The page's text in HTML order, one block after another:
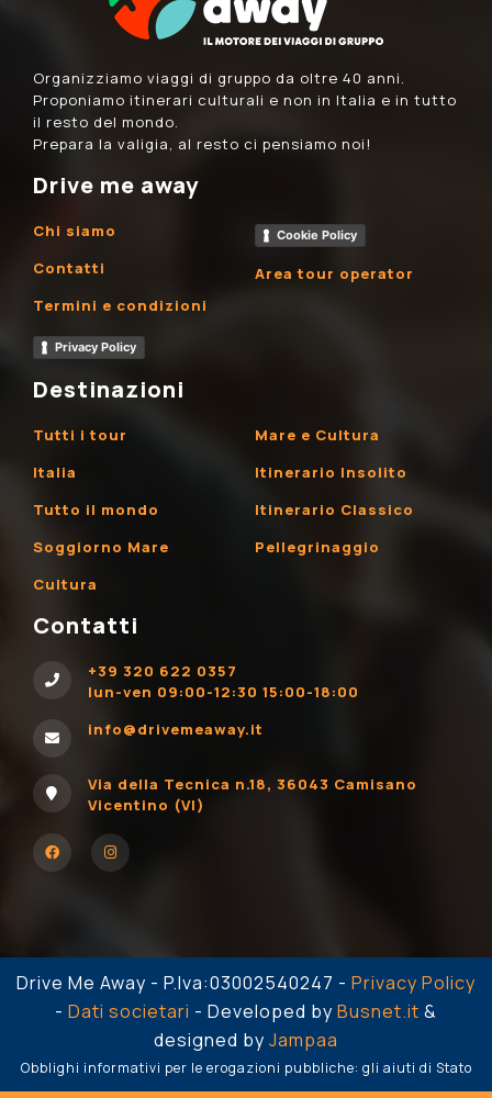
Organizziamo viaggi di gruppo da oltre 40 anni.
Proponiamo itinerari culturali e non in Italia e in tutto
il resto del mondo.
Prepara la valigia, al resto ci pensiamo noi!
Drive me away
Chi siamo
Contatti
Termini e condizioni
Privacy Policy
Cookie Policy
Area tour operator
Destinazioni
Tutti i tour
Italia
Tutto il mondo
Soggiorno Mare
Cultura
Mare e Cultura
Itinerario Insolito
Itinerario Classico
Pellegrinaggio
Contatti
+39 320 622 0357
lun-ven 09:00-12:30 15:00-18:00
info@drivemeaway.it
Via della Tecnica n.18, 36043 Camisano
Vicentino (VI)
Drive Me Away - P.Iva:03002540247 - Privacy Policy
- Dati societari - Developed by Busnet.it &
designed by Jampaa
Obblighi informativi per le erogazioni pubbliche: gli aiuti di Stato